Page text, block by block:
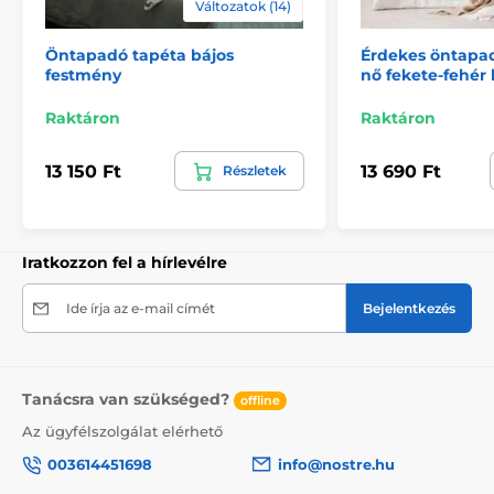
2) Motívumhoz igazított fotótapéták
A 270 cm magas tapéták esetén a minta az adott
mérethez igazodik, így előfordulhat, hogy annak egy
megtekintheti a pontos megjelenést. A tapéták itt is
49 cm széles csíkokból állnak.
Méretek (cm-ben): 147x270(3 csík),
Változatok (14)
Öntapadó tapéta bájos
festmény
Raktáron
13 150 Ft Részletek
Érdekes
nő fekete-fehér
Raktáron
13 690 Ft
Iratkozzon fel a hírlevélre
Ide írja az e-mail címét Bejelentkezés
Tanácsra van szükséged? offline
Az ügyfélszolgálat elérhető
003614451698
info@nostre.hu